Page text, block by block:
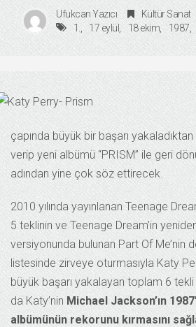
Ufukcan Yazıcı Kültür Sanat
1.
17 eylül 18 ekim 1987
çapında büyük bir başarı yakaladıktan
verip yeni albümü “PRISM” ile geri
adından yine çok söz ettirecek.
2010 yılında yayınlanan Teenage
5 teklinin ve Teenage Dream’in
versiyonunda bulunan Part Of Me’nin
listesinde zirveye oturmasıyla Katy
büyük başarı yakalayan toplam 6 tekli
da Katy’nin Michael Jackson’ın
albümünün rekorunu kırmasını